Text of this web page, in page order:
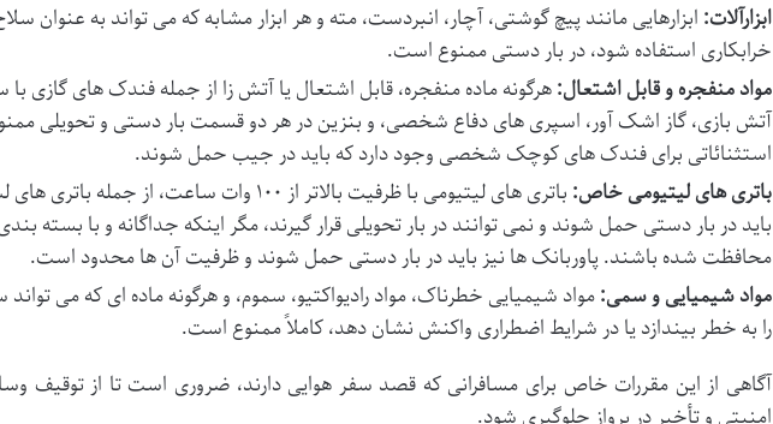
ابزارآلات: ابزارهایی مانند پیچ گوشتی، آچار، انبردست، مته و هر ابزار مشابه که می تواند به عنوان
خرابکاری استفاده شود، در بار دستی ممنوع است.
مواد منفجره و قابل اشتعال:هرگونه ماده منفجره، قابل اشتعال یا آتش زا از جمله فندک های گازی
آتش بازی، گاز اشک آور، اسپری های دفاع شخصی، و بنزین در هر دو قسمت بار دستی و تحویلی
استثنائاتی برای فندک های کوچک شخصی وجود دارد که باید در جیب حمل شوند.
باتری های لیتیومی خاص:
باتری های لیتیومی با ظرفیت بالاتر از ۱۰۰ وات ساعت، از
باید در بار دستی حمل شوند و نمی توانند در بار تحویلی قرار گیرند، مگر اینکه جداگانه و با بسته
محافظت شده باشند. پاوربانک ها نیز باید در بار دستی حمل شوند و ظرفیت آن ها محدود است.
مواد شیمیایی و سمی:مواد شیمیایی خطرناک، مواد رادیواکتیو، سموم، و هرگونه ماده ای که می
را به خطر بیندازد یا در شرایط اضطراری واکنش نشان دهد، کاملاً ممنوع است.
آگاهی از این مقررات خاص برای مسافرانی که قصد سفر هوایی دارند، ضروری است تا از توقیف
امنیتی و تأخیر در پرواز جلوگیری شود.